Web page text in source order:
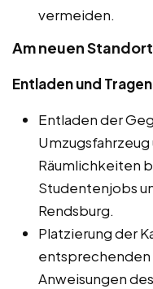
vermeiden.
Am neuen Standort
Entladen und Tragen
Entladen der
Umzugsfahrzeug
Räumlichkeiten
Studentenjobs
Rendsburg.
Platzierung der
entsprechenden
Anweisungen